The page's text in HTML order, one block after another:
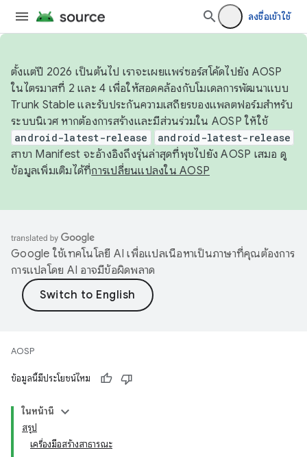
ลงชื่อเข้าใช้
ตั้งแต่ปี 2026 เป็นต้นไป เราจะเผยแพร่ซอร์สโค้ดไปยัง AOSP
ในไตรมาสที่ 2 และ 4 เพื่อให้สอดคล้องกับโมเดลการพัฒนาแบบ
Trunk Stable และรับประกันความเสถียรของแพลตฟอร์มสำหรับ
ระบบนิเวศ หากต้องการสร้างและมีส่วนร่วมใน AOSP ให้ใช้
android-latest-release android-latest-release
สาขา Manifest จะอ้างอิงถึงรุ่นล่าสุดที่พุชไปยัง AOSP เสมอ ดู
ข้อมูลเพิ่มเติมได้ที่การเปลี่ยนแปลงใน AOSP
Google ใช้เทคโนโลยี AI เพื่อแปลเนื้อหาเป็นภาษาที่คุณต้องการ
การแปลโดย AI อาจมีข้อผิดพลาด
AOSP
ข้อมูลนี้มีประโยชน์ไหม
ในหน้านี้
สรุป
เครื่องมือสร้างสาธารณะ